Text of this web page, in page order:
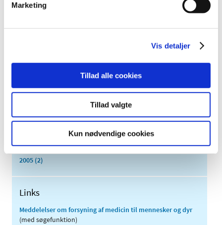
Marketing
Vis detaljer
Tillad alle cookies
Tillad valgte
Kun nødvendige cookies
maj (1)
januar (6)
2010 (7)
2008 (8)
2006 (9)
2005 (2)
Links
Meddelelser om forsyning af medicin til mennesker og dyr
(med søgefunktion)